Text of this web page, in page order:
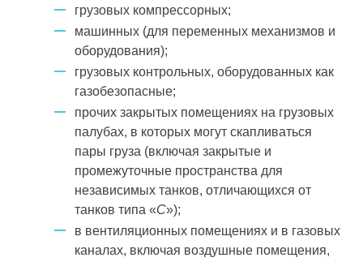
грузовых компрессорных;
машинных (для переменных механизмов и
оборудования);
грузовых контрольных, оборудованных как
газобезопасные;
прочих закрытых помещениях на грузовых
палубах, в которых могут скапливаться
пары груза (включая закрытые и
промежуточные пространства для
независимых танков, отличающихся от
танков типа «С»);
в вентиляционных помещениях и в газовых
каналах, включая воздушные помещения,